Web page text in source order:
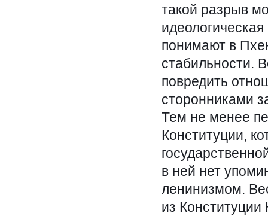
такой разрыв
понимают в
стабильности.
повредить
сторонниками
Тем не менее
Конституции,
в ней нет
ленинизмом.
из